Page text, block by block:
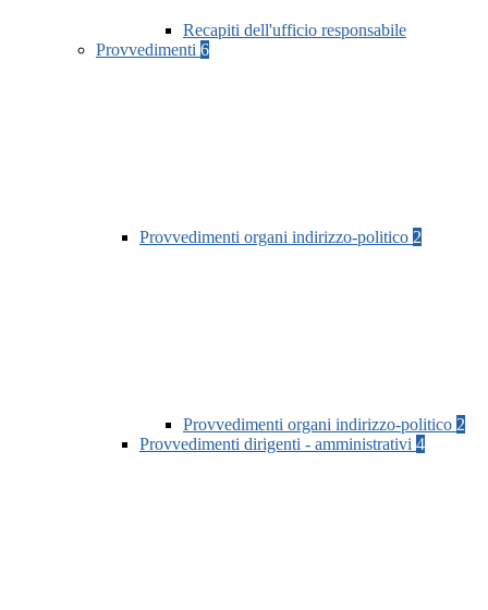
Recapiti dell'ufficio responsabile
Provvedimenti 6
Provvedimenti organi indirizzo-politico 2
Provvedimenti organi indirizzo-politico 2
Provvedimenti dirigenti - amministrativi 4